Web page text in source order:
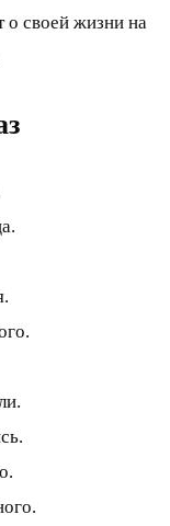
о своей жизни на